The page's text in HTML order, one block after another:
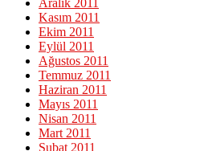
Kasım 2011
Ekim 2011
Eylül 2011
Ağustos 2011
Temmuz 2011
Haziran 2011
Mayıs 2011
Nisan 2011
Mart 2011
Şubat 2011